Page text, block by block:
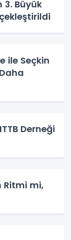
3. Büyük
ile Seçkin
Derneği
Ritmi mi,